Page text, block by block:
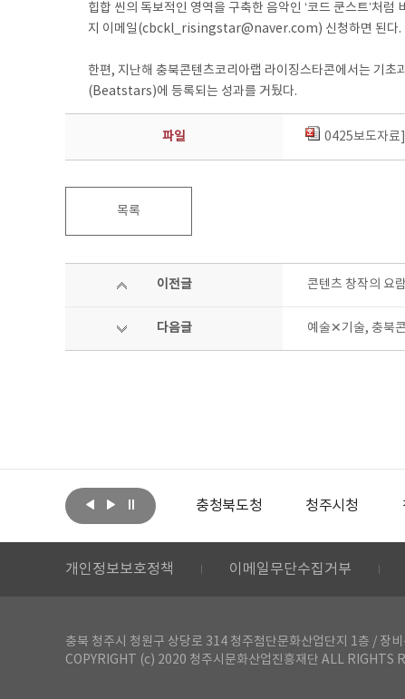
힙합 씬의 독보적인 영역을 구축한 음악인 ‘코드 쿤스트’처
지 이메일(cbckl_risingstar@naver.com) 신청하면 된다.
한편, 지난해 충북콘텐츠코리아랩 라이징스타콘에서는 기
(Beatstars)에 등록되는 성과를 거뒀다.
파일 0425보도자료
목록
이전글 콘텐츠 창작의 요
다음글 예술✕기술, 충북
문화체육관광부 충청북도청 청주시청
개인정보보호정책 이메일무단수집거부
충북 청주시 청원구 상당로 314 청주첨단문화산업단지 1층 /
COPYRIGHT (c) 2020 청주시문화산업진흥재단 ALL RIGHTS